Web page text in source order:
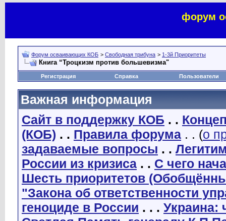
форум
Форум осваивающих КОБ > Свободная трибуна > 1-3й Приоритеты
Книга “Троцкизм против большевизма"
Регистрация Справка Пользователи
Важная информация
Сайт в поддержку КОБ . .
(КОБ) . . Правила форума . . (о
задаваемые вопросы . .
России из кризиса . . С чего
Шесть приоритетов
"Закона об ответственности
геноциде в России . . . Украина: